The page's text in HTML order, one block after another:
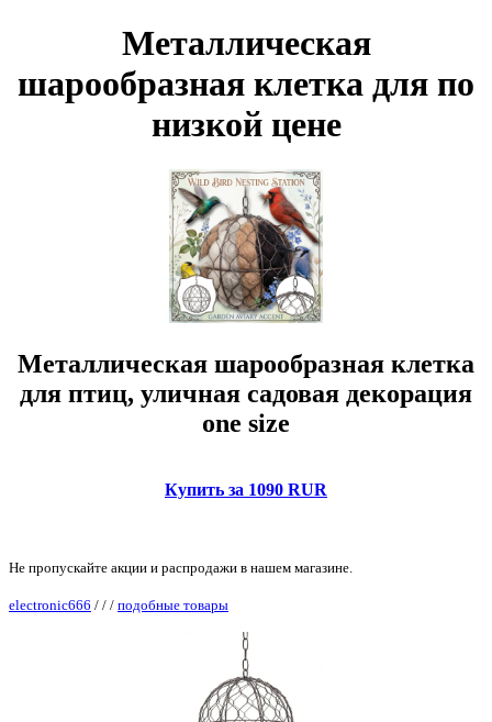
Металлическая
шарообразная клетка для по
низкой цене
Металлическая шарообразная клетка
для птиц, уличная садовая декорация
one size
Купить за 1090 RUR
Не пропускайте акции и распродажи в нашем магазине.
electronic666 / / / подобные товары